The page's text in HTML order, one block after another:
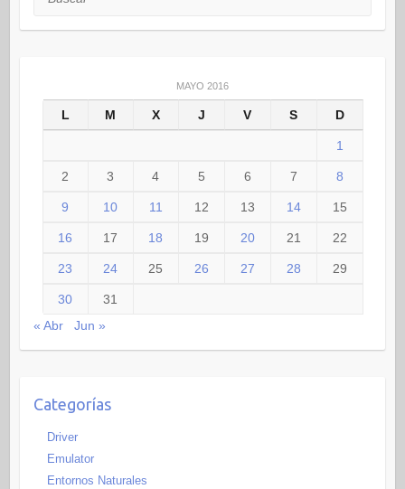
MAYO 2016
L M X J V S D
1
2 3 4 5 6 7 8
9 10 11 12 13 14 15
16 17 18 19 20 21 22
23 24 25 26 27 28 29
30
31
« Abr
Jun »
Categorías
Driver
Emulator
Entornos Naturales